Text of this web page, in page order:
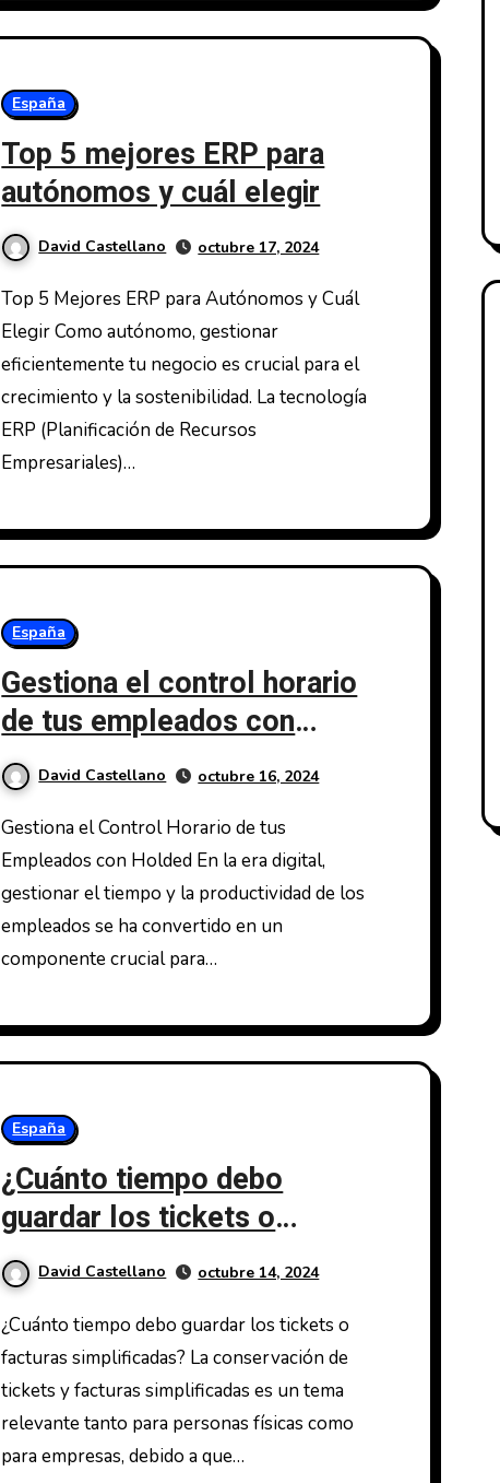
España
Top 5 mejores ERP para
autónomos y cuál elegir
David Castellano octubre 17, 2024
Top 5 Mejores ERP para Autónomos y Cuál
Elegir Como autónomo, gestionar
eficientemente tu negocio es crucial para el
crecimiento y la sostenibilidad. La tecnología
ERP (Planificación de Recursos
Empresariales)…
España
Gestiona el control horario
de tus empleados con
Holded
David Castellano octubre 16, 2024
Gestiona el Control Horario de tus
Empleados con Holded En la era digital,
gestionar el tiempo y la productividad de los
empleados se ha convertido en un
componente crucial para…
España
¿Cuánto tiempo debo
guardar los tickets o
facturas simplificadas?
David Castellano octubre 14, 2024
¿Cuánto tiempo debo guardar los tickets o
facturas simplificadas? La conservación de
tickets y facturas simplificadas es un tema
relevante tanto para personas físicas como
para empresas, debido a que…